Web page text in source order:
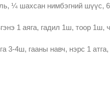
¼ шахсан нимбэгний шүүс,
1 аяга, гадил 1ш, тоор 1ш,
3-4ш, гааны навч, нэрс 1